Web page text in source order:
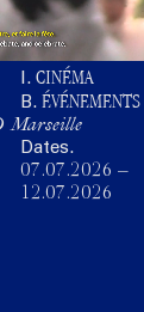
I. CINÉMA
B. ÉVÉNEMENTS
Marseille
Dates.
07.07.2026 –
12.07.2026